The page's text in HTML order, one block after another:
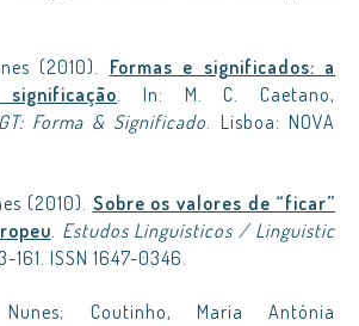
(2010). Formas e significados: a
. In: M. C. Caetano,
Forma & Significado. Lisboa: NOVA
(2010). Sobre os valores de “ficar”
. Estudos Linguísticos / Linguistic
161. ISSN 1647-0346.
Coutinho, Maria Antónia